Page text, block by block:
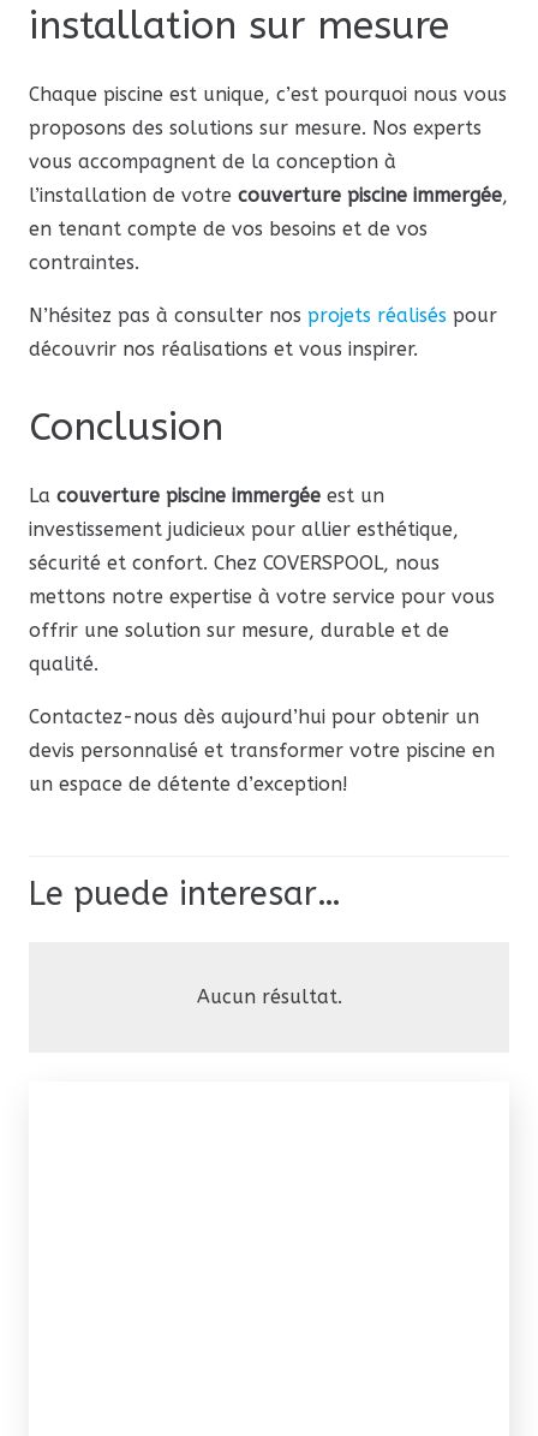
installation sur mesure
Chaque piscine est unique, c’est pourquoi nous vous
proposons des solutions sur mesure. Nos experts
vous accompagnent de la conception à
l’installation de votre couverture piscine immergée,
en tenant compte de vos besoins et de vos
contraintes.
N’hésitez pas à consulter nos projets réalisés pour
découvrir nos réalisations et vous inspirer.
Conclusion
La couverture piscine immergée est un
investissement judicieux pour allier esthétique,
sécurité et confort. Chez COVERSPOOL, nous
mettons notre expertise à votre service pour vous
offrir une solution sur mesure, durable et de
qualité.
Contactez-nous dès aujourd’hui pour obtenir un
devis personnalisé et transformer votre piscine en
un espace de détente d’exception!
Le puede interesar…
Aucun résultat.